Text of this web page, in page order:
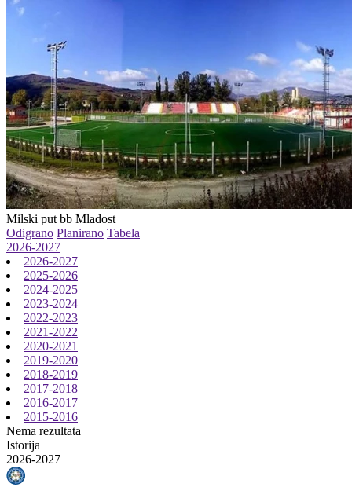
Milski put bb Mladost
Odigrano Planirano Tabela
2026-2027
2026-2027
2025-2026
2024-2025
2023-2024
2022-2023
2021-2022
2020-2021
2019-2020
2018-2019
2017-2018
2016-2017
2015-2016
Nema rezultata
Istorija
2026-2027